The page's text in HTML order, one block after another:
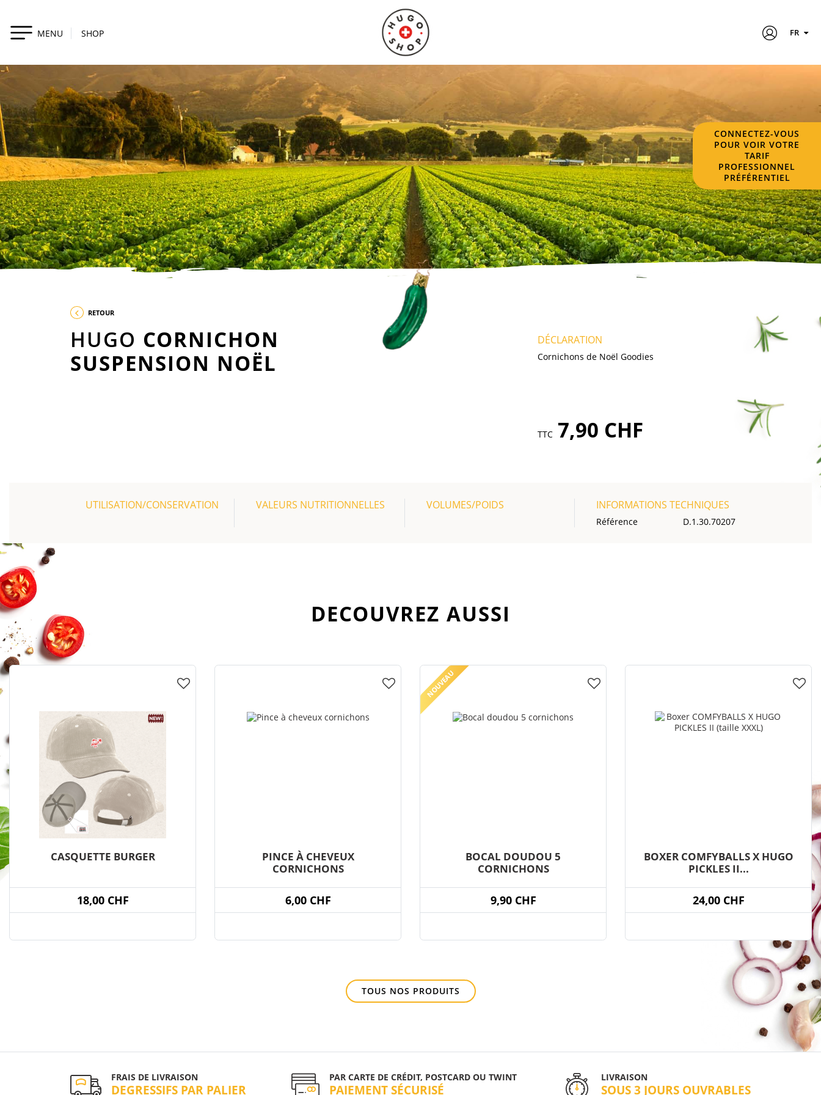
MENU SHOP FR
CONNECTEZ-VOUS
POUR VOIR VOTRE
TARIF
PROFESSIONNEL
PRÉFÉRENTIEL
RETOUR
HUGO CORNICHON
SUSPENSION NOËL
DÉCLARATION
Cornichons de Noël Goodies
TTC 7,90 CHF
UTILISATION/CONSERVATION VALEURS NUTRITIONNELLES VOLUMES/POIDS INFORMATIONS TECHNIQUES
Référence D.1.30.70207
DECOUVREZ AUSSI
CASQUETTE BURGER
18,00 CHF
PINCE À CHEVEUX
CORNICHONS
6,00 CHF
NOUVEAU
BOCAL DOUDOU 5
CORNICHONS
9,90 CHF
BOXER COMFYBALLS X HUGO
PICKLES II...
24,00 CHF
TOUS NOS PRODUITS
FRAIS DE LIVRAISON
DEGRESSIFS PAR PALIER
PAR CARTE DE CRÉDIT, POSTCARD OU TWINT
PAIEMENT SÉCURISÉ
LIVRAISON
SOUS 3 JOURS OUVRABLES